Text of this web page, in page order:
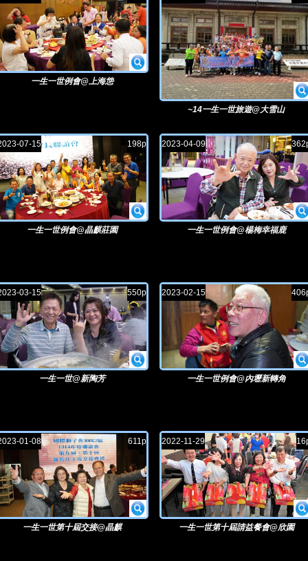
一生一世例會@上海怹
~14一生一世旅遊@大雪山
07-15 198p
一生一世例會@晶麒莊園
2023-04-09
一生一世例會@楊梅幸福鹿
03-15 550p
一生一世@新陶芳
2023-02-15
一生一世例會@內壢新轉角
01-08 611p
一生一世第十屆交接@晶麒
2022-11-29
一生一世第十屆請益餐會@欣園